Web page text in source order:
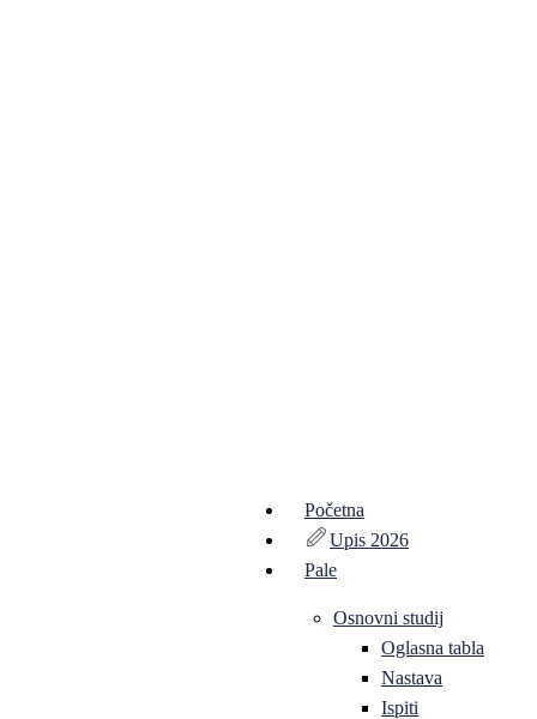
Početna
Upis 2026
Pale
Osnovni studij
Oglasna tabla
Nastava
Ispiti